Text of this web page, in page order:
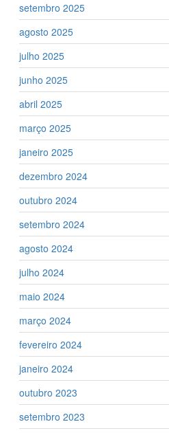
setembro 2025
agosto 2025
julho 2025
junho 2025
abril 2025
março 2025
janeiro 2025
dezembro 2024
outubro 2024
setembro 2024
agosto 2024
julho 2024
maio 2024
março 2024
fevereiro 2024
janeiro 2024
outubro 2023
setembro 2023